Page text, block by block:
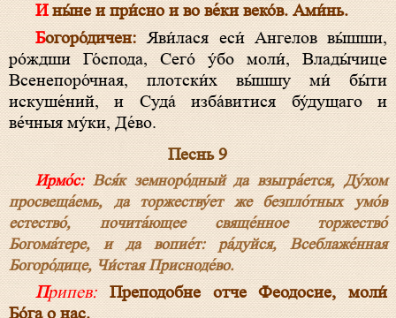
И ны́не и при́сно и во ве́ки веко́в. Ами́нь.
Богоро́дичен: Яви́лася еси́ Ангелов вы́шши,
ро́ждши Го́спода, Сего́ у́бо моли́, Влады́чице
Всенепоро́чная, плотски́х вы́шшу ми́ бы́ти
искуше́ний, и Суда́ изба́витися бу́дущаго и
ве́чныя му́ки, Де́во.
Песнь 9
Ирмо́с:Вся́к земноро́дный да взыгра́ется, Ду́хом
просвеща́емь, да торжеству́ет же безпло́тных умо́в
естество́, почита́ющее свяще́нное торжество́
Богома́тере, и да вопие́т: ра́дуйся, Всеблаже́нная
Богоро́дице, Чи́стая Присноде́во.
Припев:
Преподобне отче Феодосие, моли́
Бо́га о нас.